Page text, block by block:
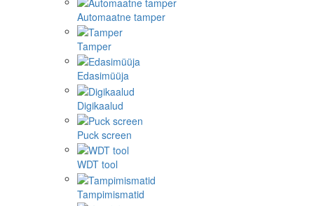
Automaatne tamper
Tamper
Edasimüüja
Digikaalud
Puck screen
WDT tool
Tampimismatid